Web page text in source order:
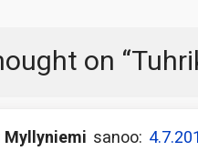
on “
Myllyniemi sanoo: